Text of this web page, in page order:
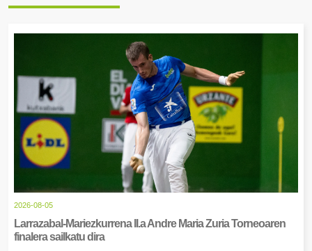
2026-08-05
Larrazabal-Mariezkurrena II.a Andre Maria Zuria Torneoaren
finalera sailkatu dira